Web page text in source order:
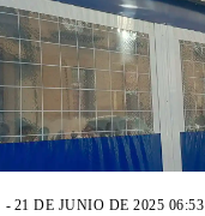
- 21 DE JUNIO DE 2025 06:53